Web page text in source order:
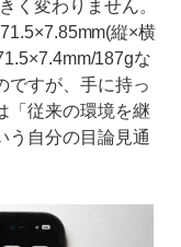
く変わりません。
縦×横
187gな
ですが、手に持っ
「従来の環境を継
う自分の目論見通